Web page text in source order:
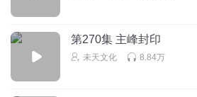
第270集 主峰封印
未天文化 8.84万